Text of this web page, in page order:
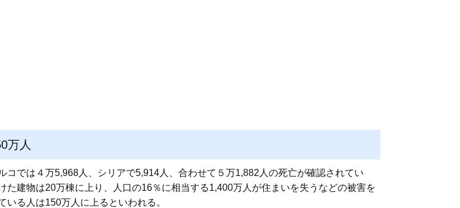
万人
コでは４万5,968人、シリアで5,914人、合わせて５万1,882人の死亡が確認されてい
建物は20万棟に上り、人口の16％に相当する1,400万人が住まいを失うなどの被害を
る人は150万人に上るといわれる。